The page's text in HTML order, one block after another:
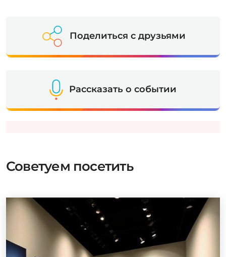
Поделиться с друзьями
Рассказать о событии
Советуем посетить